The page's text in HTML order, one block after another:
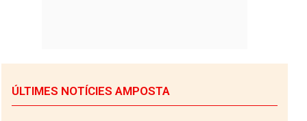
ÚLTIMES NOTÍCIES AMPOSTA